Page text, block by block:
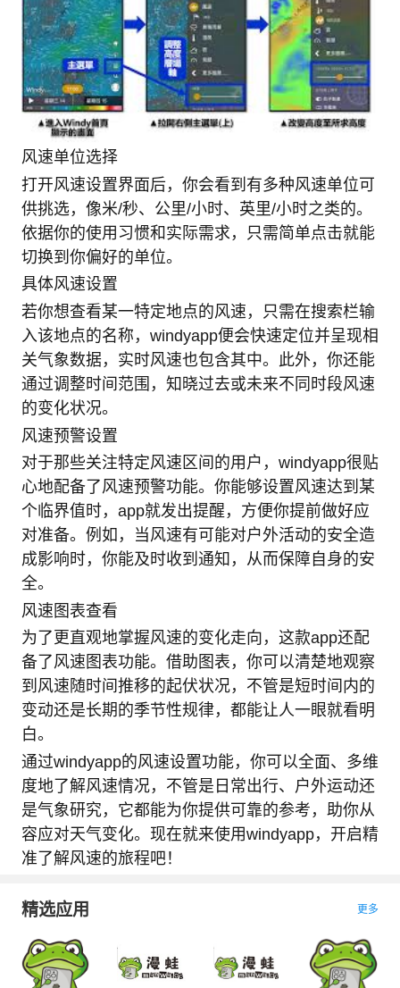
风速单位选择
打开风速设置界面后，你会看到有多种风速单位可
供挑选，像米/秒、公里/小时、英里/小时之类的。
依据你的使用习惯和实际需求，只需简单点击就能
切换到你偏好的单位。
具体风速设置
若你想查看某一特定地点的风速，只需在搜索栏输
入该地点的名称，windyapp便会快速定位并呈现相
关气象数据，实时风速也包含其中。此外，你还能
通过调整时间范围，知晓过去或未来不同时段风速
的变化状况。
风速预警设置
对于那些关注特定风速区间的用户，windyapp很贴
心地配备了风速预警功能。你能够设置风速达到某
个临界值时，app就发出提醒，方便你提前做好应
对准备。例如，当风速有可能对户外活动的安全造
成影响时，你能及时收到通知，从而保障自身的安
全。
风速图表查看
为了更直观地掌握风速的变化走向，这款app还配
备了风速图表功能。借助图表，你可以清楚地观察
到风速随时间推移的起伏状况，不管是短时间内的
变动还是长期的季节性规律，都能让人一眼就看明
白。
通过windyapp的风速设置功能，你可以全面、多维
度地了解风速情况，不管是日常出行、户外运动还
是气象研究，它都能为你提供可靠的参考，助你从
容应对天气变化。现在就来使用windyapp，开启精
准了解风速的旅程吧！
精选应用 更多